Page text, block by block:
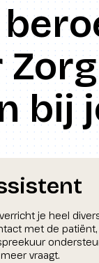
bij
je heel
met de patiënt,
vraagt.